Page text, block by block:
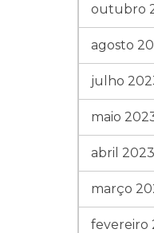
outubro
agosto
julho
maio
abril 2023
março
fevereiro